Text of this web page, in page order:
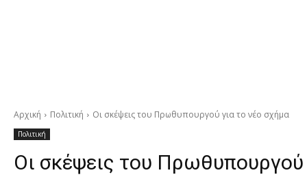
Αρχική Πολιτική Οι σκέψεις του Πρωθυπουργού για το νέο σχήμα
Πολιτική
Οι σκέψεις του Πρωθυπουργού